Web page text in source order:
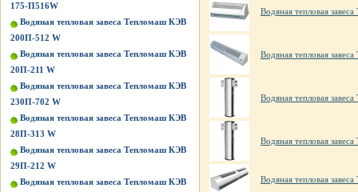
175-П516W
Водяная тепловая завеса Тепломаш КЭВ
200П-512 W
Водяная тепловая завеса Тепломаш КЭВ
20П-211 W
Водяная тепловая завеса Тепломаш КЭВ
230П-702 W
Водяная тепловая завеса Тепломаш КЭВ
28П-313 W
Водяная тепловая завеса Тепломаш КЭВ
29П-212 W
Водяная тепловая завеса Тепломаш КЭВ
Водяная тепловая
Водяная тепловая
Водяная тепловая
Водяная тепловая
Водяная тепловая